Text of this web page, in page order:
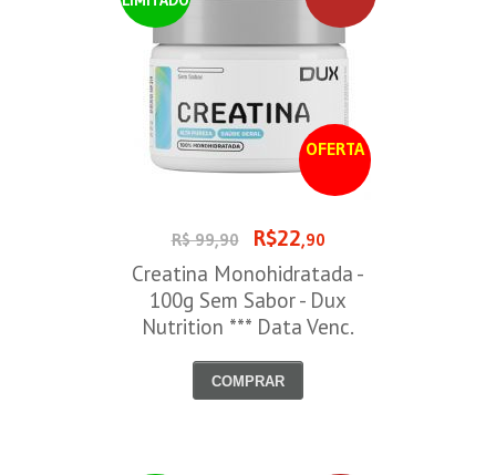
OFERTA
R$ 99,90 R$22,90
Creatina Monohidratada -
100g Sem Sabor - Dux
Nutrition *** Data Venc.
COMPRAR